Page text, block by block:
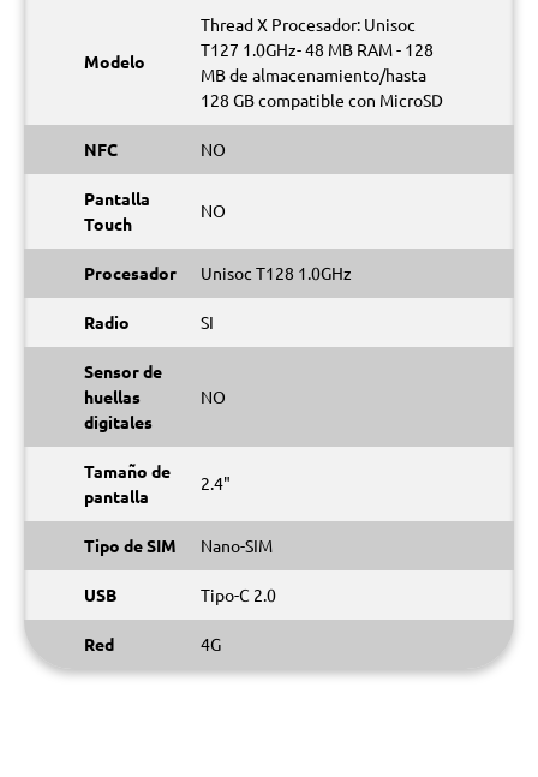
Modelo
Thread X Procesador: Unisoc
T127 1.0GHz- 48 MB RAM - 128
MB de almacenamiento/hasta
128 GB compatible con MicroSD
NFC NO
Pantalla
Touch
NO
Procesador Unisoc T128 1.0GHz
Radio SI
Sensor de
huellas
digitales
NO
Tamaño de
pantalla
2.4"
Tipo de SIM Nano-SIM
USB Tipo-C 2.0
Red 4G